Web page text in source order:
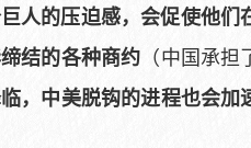
人的压迫感，会促使他们
结的各种商约 （中国承
，中美脱钩的进程也会